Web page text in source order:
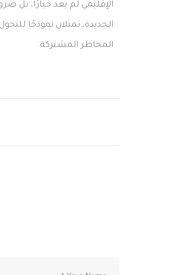
الإقليمي لم يعد خيارًا، بل
الجديدة، تمثلان نموذجًا
المخاطر المشتركة.